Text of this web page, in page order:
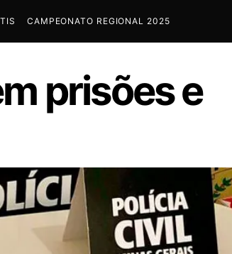
CAMPEONATO REGIONAL 2025
prisões e